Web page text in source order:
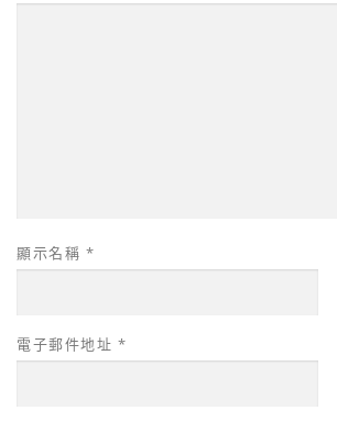
顯示名稱 *
電子郵件地址 *